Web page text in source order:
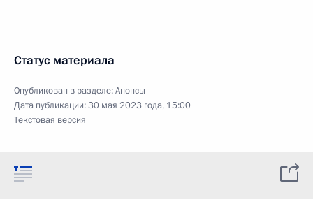
Статус материала
Опубликован в разделе:Анонсы
Дата публикации:30 мая 2023 года, 15:00
Текстовая версия